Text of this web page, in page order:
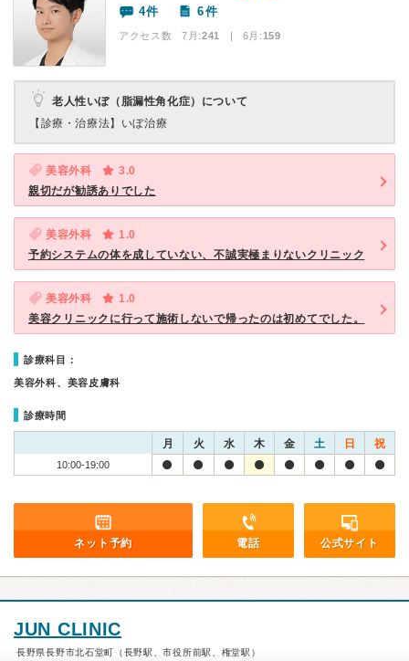
4件 6件
アクセス数 7月:241 | 6月:159
老人性いぼ（脂漏性角化症）について
【診療・治療法】 いぼ治療
美容外科
3.0
親切だが勧誘ありでした
美容外科
1.0
予約システムの体を成していない、不誠実極まりないクリニック
美容外科
1.0
美容クリニックに行って施術しないで帰ったのは初めてでした。
診療科目：
美容外科、美容皮膚科
診療時間
月 火 水 木 金 土 日 祝
10:00-19:00
ネット予約 電話 公式サイト
JUN CLINIC
長野県長野市北石堂町（長野駅、市役所前駅、権堂駅）